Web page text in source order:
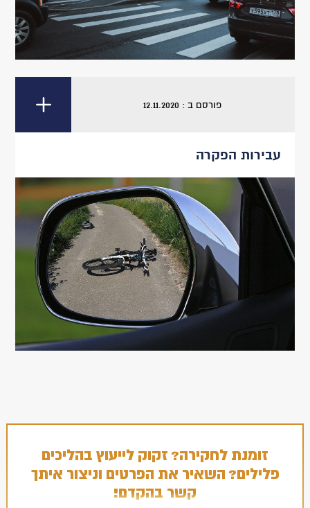
פורסם ב : 12.11.2020
עבירות הפקרה
זומנת לחקירה? זקוק לייעוץ בהליכים
פלילים? השאיר את הפרטים וניצור איתך
קשר בהקדם!